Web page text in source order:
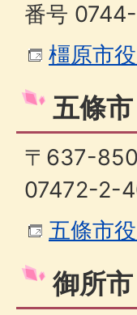
番号
橿原市
五條市
〒637-
07472-2-
五條市
御所市